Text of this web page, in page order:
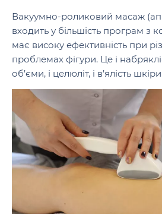
Вакуумно-роликовий масаж
входить у більшість програм з
має високу ефективність при
проблемах фігури. Це і
об’єми, і целюліт, і в’ялість